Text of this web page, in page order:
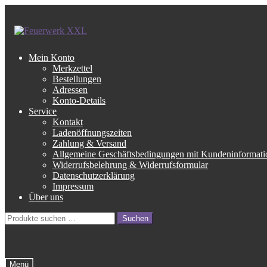
Zur
Navigation
Zum
Inhalt
Mein Konto
Merkzettel
Bestellungen
Adressen
Konto-Details
Service
Kontakt
Ladenöffnungszeiten
Zahlung & Versand
Allgemeine Geschäftsbedingungen mit
Widerrufsbelehrung & Widerrufsformular
Datenschutzerklärung
Impressum
Über uns
Suche
nach:
Suchen
Menü